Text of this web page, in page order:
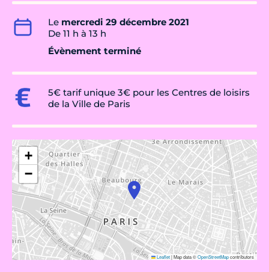
Le mercredi 29 décembre 2021
De 11 h à 13 h
Évènement terminé
5€ tarif unique 3€ pour les Centres de loisirs
de la Ville de Paris
+
−
Leaflet|Map data ©OpenStreetMapcontributors